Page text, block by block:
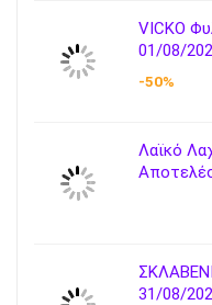
VICKO
01/08/
-50%
Λαϊκό
31/08/